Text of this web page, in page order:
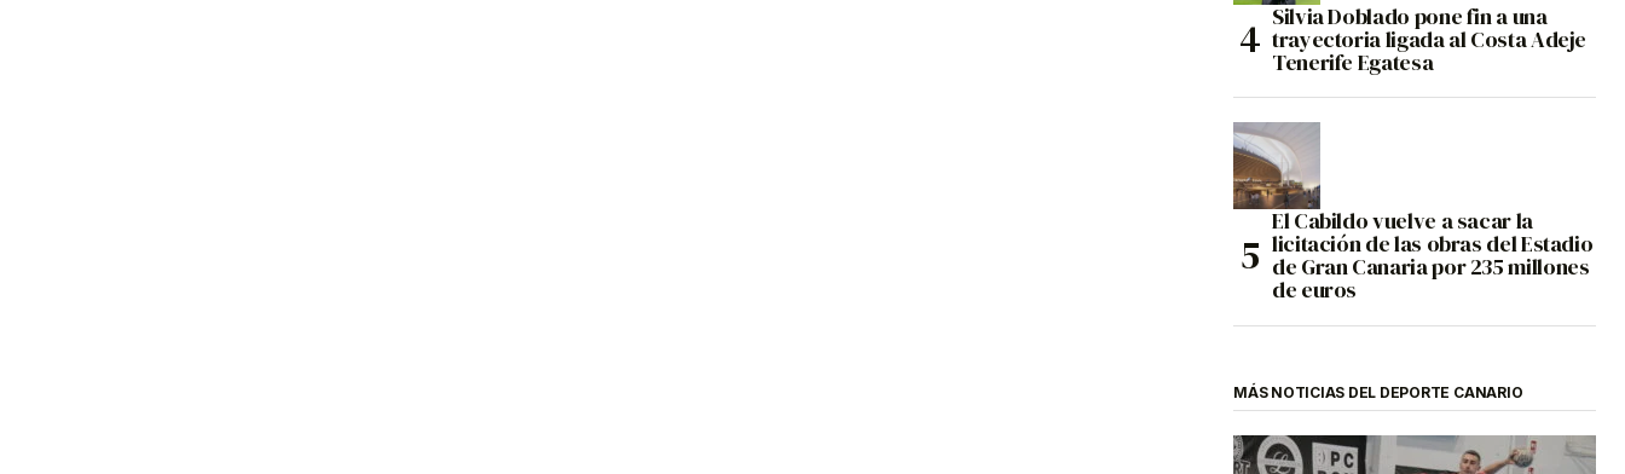
Silvia Doblado pone fin a una
trayectoria ligada al Costa Adeje
Tenerife Egatesa
El Cabildo vuelve a sacar la
licitación de las obras del Estadio
de Gran Canaria por 235 millones
de euros
MÁS NOTICIAS DEL DEPORTE CANARIO